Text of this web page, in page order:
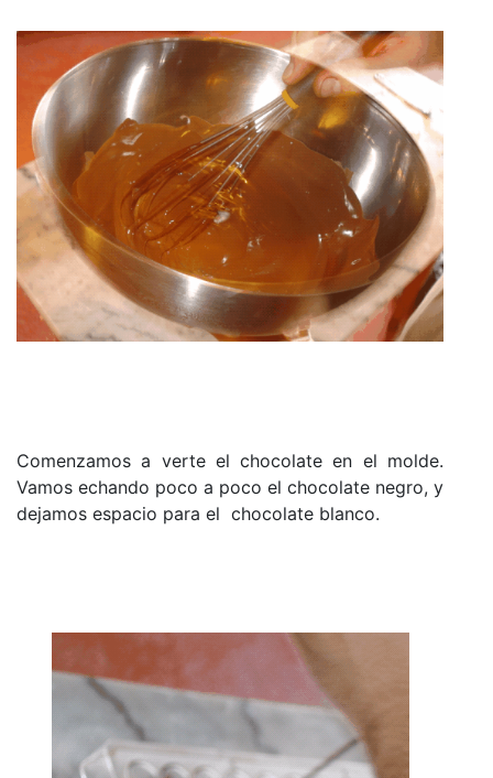
Comenzamos a verte el chocolate en el molde.
Vamos echando poco a poco el chocolate negro, y
dejamos espacio para el chocolate blanco.